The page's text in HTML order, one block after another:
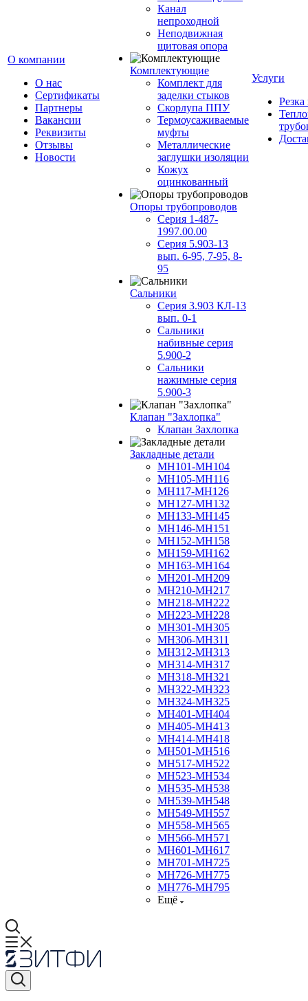
О компании
О нас
Сертификаты
Партнеры
Вакансии
Реквизиты
Отзывы
Новости
Канал
непроходной
Неподвижная
щитовая опора
Комплектующие
Комплект для
заделки стыков
Скорлупа ППУ
Термоусаживаемые
муфты
Металлические
заглушки изоляции
Кожух
оцинкованный
Опоры трубопроводов
Серия 1-487-
1997.00.00
Серия 5.903-13
вып. 6-95, 7-95, 8-
95
Сальники
Серия 3.903 КЛ-13
вып. 0-1
Сальники
набивные серия
5.900-2
Сальники
нажимные серия
5.900-3
Клапан "Захлопка"
Клапан Захлопка
Закладные детали
МН101-МН104
МН105-МН116
МН117-МН126
МН127-МН132
МН133-МН145
МН146-МН151
МН152-МН158
МН159-МН162
МН163-МН164
МН201-МН209
МН210-МН217
МН218-МН222
МН223-МН228
МН301-МН305
МН306-МН311
МН312-МН313
МН314-МН317
МН318-МН321
МН322-МН323
МН324-МН325
МН401-МН404
МН405-МН413
МН414-МН418
МН501-МН516
МН517-МН522
МН523-МН534
МН535-МН538
МН539-МН548
МН549-МН557
МН558-МН565
МН566-МН571
МН601-МН617
МН701-МН725
МН726-МН775
МН776-МН795
Ещё
Услуги
Резка